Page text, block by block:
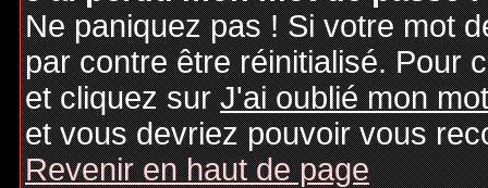
Ne paniquez pas ! Si votre mot
par contre être réinitialisé. Pour
et cliquez surJ'ai oublié mon
et vous devriez pouvoir vous
Revenir en haut de page